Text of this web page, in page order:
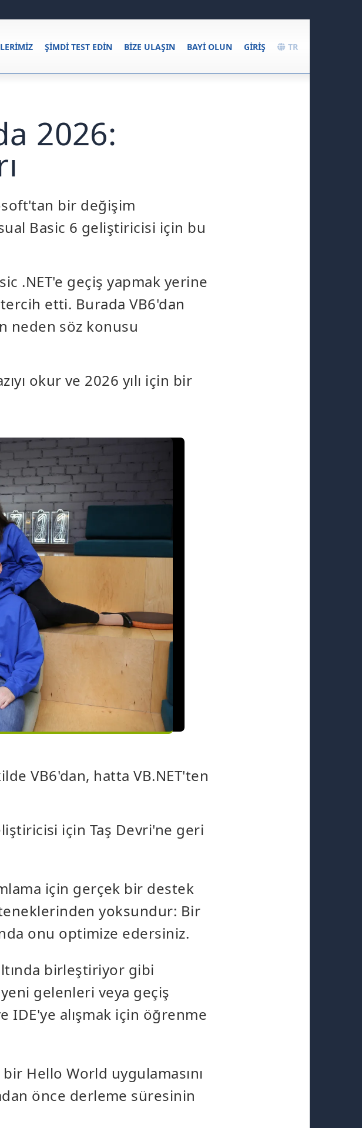
TR
GIRIŞ
BAYI OLUN
BIZE ULAŞIN
ŞIMDI TEST EDIN
2026:
bir değişim
Basic 6 geliştiricisi için bu
.NET'e geçiş yapmak yerine
tercih etti. Burada VB6'dan
neden söz konusu
okur ve 2026 yılı için bir
VB6'dan, hatta VB.NET'ten
için Taş Devri'ne geri
için gerçek bir destek
yoksundur: Bir
onu optimize edersiniz.
birleştiriyor gibi
gelenleri veya geçiş
IDE'ye alışmak için öğrenme
Hello World uygulamasını
önce derleme süresinin